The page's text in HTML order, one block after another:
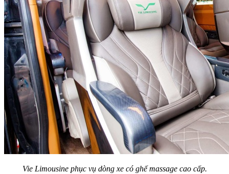
Vie Limousine phục vụ dòng xe có ghế massage cao cấp.